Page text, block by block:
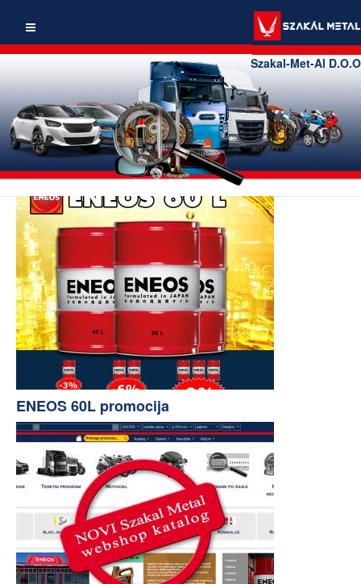
Szakal-Met-Al D.O.O
ENEOS 60L promocija